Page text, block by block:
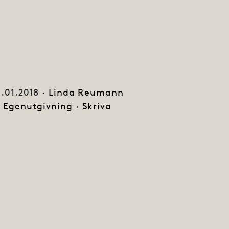
· Linda Reumann
Egenutgivning · Skriva